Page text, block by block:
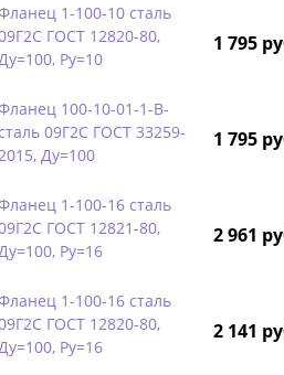
1-100-10 сталь
ГОСТ 12820-80,
Ду=100, Ру=10
1 795
100-10-01-1-B-
сталь 09Г2С ГОСТ 33259-
2015, Ду=100
1 795
1-100-16 сталь
ГОСТ 12821-80,
Ду=100, Ру=16
2 961
1-100-16 сталь
ГОСТ 12820-80,
Ду=100, Ру=16
2 141